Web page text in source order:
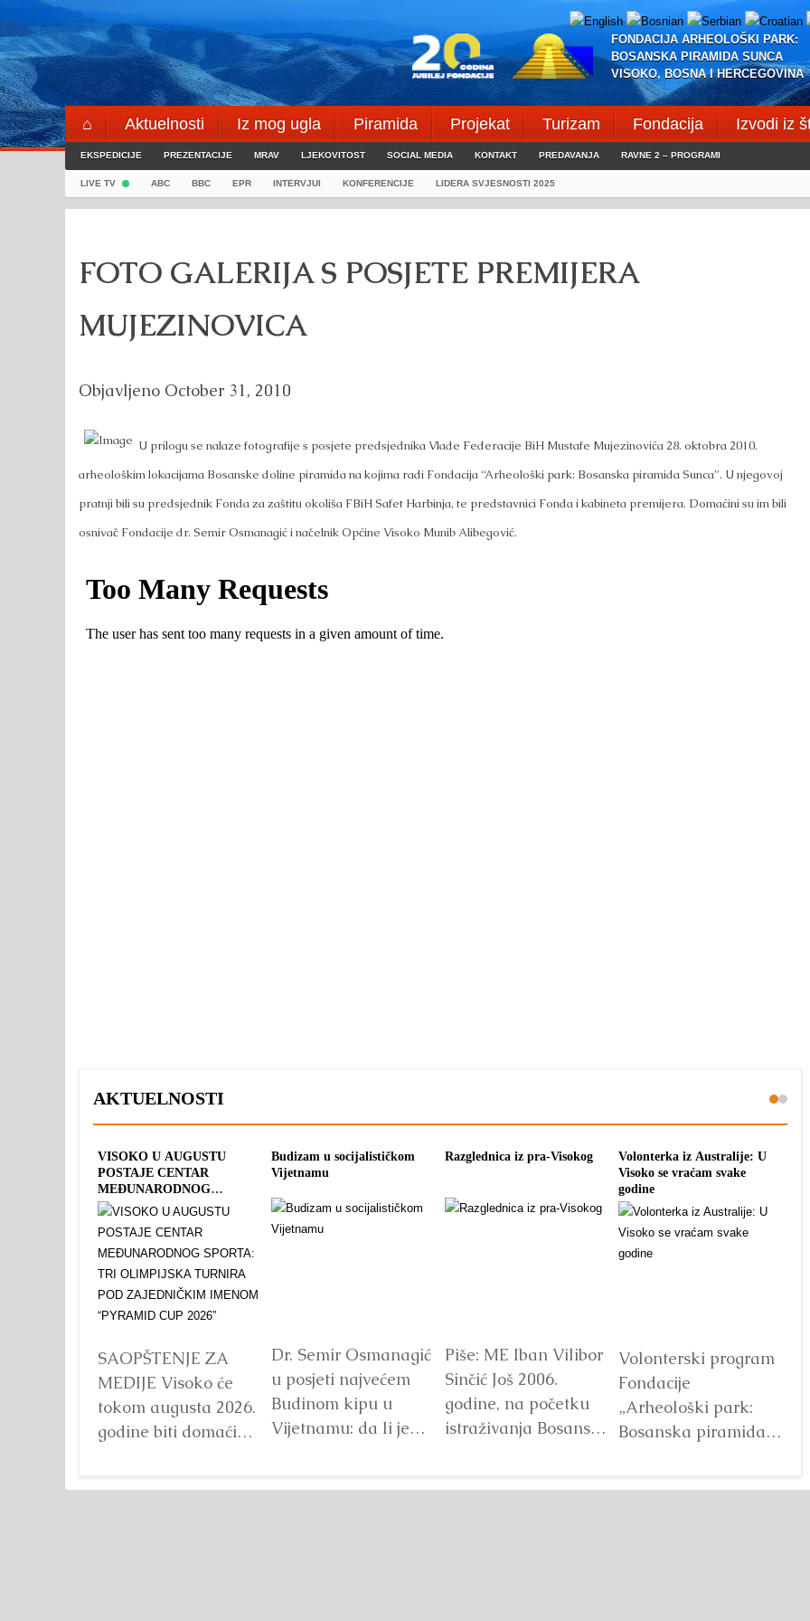
Skip
to
content
FONDACIJA ARHEOLOŠKI PARK:
BOSANSKA PIRAMIDA SUNCA
VISOKO, BOSNA I HERCEGOVINA
⌂ Aktuelnosti Iz mog ugla Piramida Projekat Turizam Fondacija Izvodi iz
Blogeri
⌖
EKSPEDICIJE PREZENTACIJE MRAV LJEKOVITOST SOCIAL MEDIA KONTAKT PREDAVANJA RAVNE 2 – PROGRAMI
LIVE TV ABC BBC EPR INTERVJUI KONFERENCIJE LIDERA SVJESNOSTI 2025
FOTO GALERIJA S POSJETE PREMIJERA
MUJEZINOVICA
Objavljeno October 31, 2010
U prilogu se nalaze fotografije s posjete predsjednika Vlade Federacije BiH Mustafe Mujezinovića 28. oktobra 2010.
arheološkim lokacijama Bosanske doline piramida na kojima radi Fondacija “Arheološki park: Bosanska piramida Sunca”. U njegovoj
pratnji bili su predsjednik Fonda za zaštitu okoliša FBiH Safet Harbinja, te predstavnici Fonda i kabineta premijera. Domaćini su im bili
osnivač Fondacije dr. Semir Osmanagić i načelnik Općine Visoko Munib Alibegović.
AKTUELNOSTI
VISOKO U AUGUSTU
POSTAJE CENTAR
MEĐUNARODNOG
SPORTA: TRI OLIMPIJSKA
ZAJEDNIČKIM IMENOM
“PYRAMID CUP 2026”
SAOPŠTENJE ZA
MEDIJE Visoko će
tokom augusta 2026.
godine biti domaćin
Budizam u socijalističkom
Vijetnamu
Dr. Semir Osmanagić
u posjeti najvećem
Budinom kipu u
Vijetnamu: da li je
Razglednica iz pra-Visokog
Piše: ME Iban Vilibor
Sinčić Još 2006.
godine, na početku
istraživanja Bosanske
Volonterka iz Australije: U
Visoko se vraćam svake
godine
Volonterski program
Fondacije
„Arheološki park:
Bosanska piramida